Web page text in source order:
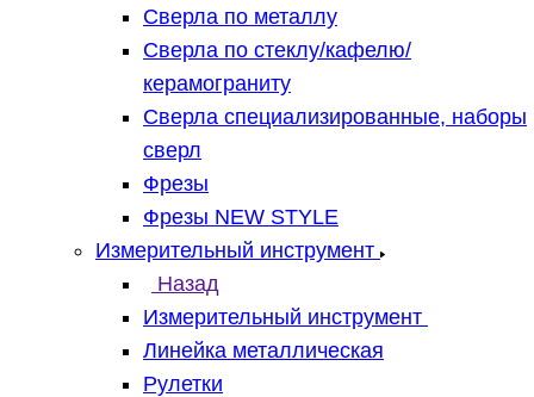
Сверла по металлу
Сверла по стеклу/кафелю/
керамограниту
Сверла специализированные, наборы
сверл
Фрезы
Фрезы NEW STYLE
Измерительный инструмент
Назад
Измерительный инструмент
Линейка металлическая
Рулетки